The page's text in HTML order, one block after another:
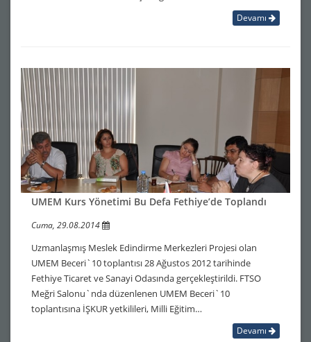
Devamı
UMEM Kurs Yönetimi Bu Defa Fethiye’de Toplandı
Cuma, 29.08.2014
Uzmanlaşmış Meslek Edindirme Merkezleri Projesi olan
UMEM Beceri`10 toplantısı 28 Ağustos 2012 tarihinde
Fethiye Ticaret ve Sanayi Odasında gerçekleştirildi. FTSO
Meğri Salonu`nda düzenlenen UMEM Beceri`10
toplantısına İŞKUR yetkilileri, Milli Eğitim…
Devamı